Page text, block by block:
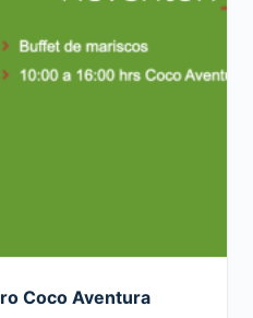
Coco Aventura